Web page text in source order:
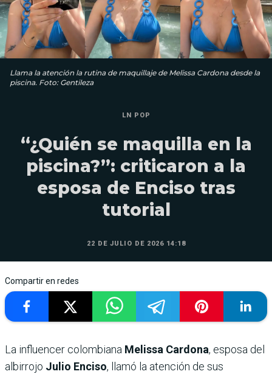
Llama la atención la rutina de maquillaje de Melissa Cardona desde la
piscina. Foto: Gentileza
LN POP
“¿Quién se maquilla en la
piscina?”: criticaron a la
esposa de Enciso tras
tutorial
22 DE JULIO DE 2026 14:18
Compartir en redes
La influencer colombiana Melissa Cardona, esposa del
albirrojo Julio Enciso, llamó la atención de sus